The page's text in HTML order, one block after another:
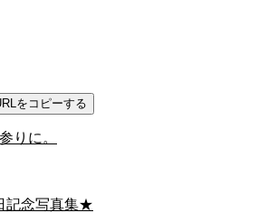
をコピーする
りに。
記念写真集★